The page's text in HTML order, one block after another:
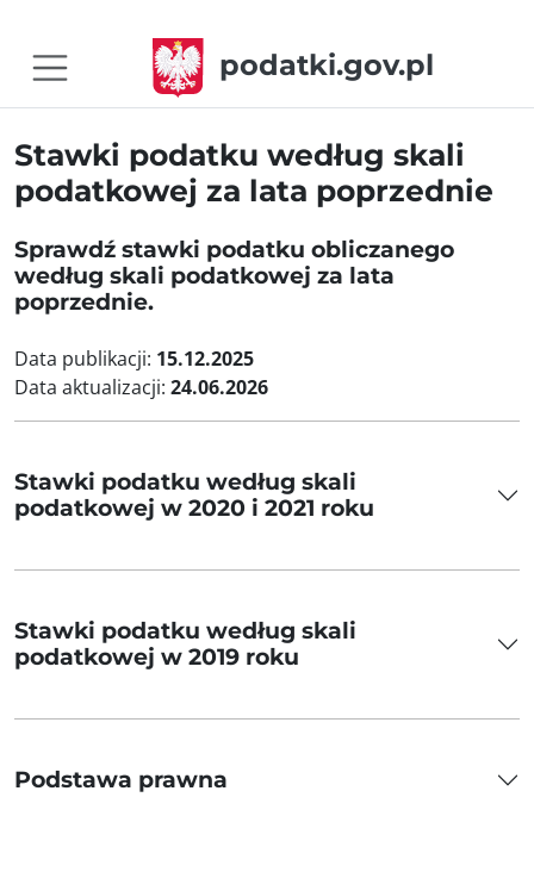
podatki.gov.pl
Stawki podatku według skali
podatkowej za lata poprzednie
Sprawdź stawki podatku obliczanego
według skali podatkowej za lata
poprzednie.
Data publikacji: 15.12.2025
Data aktualizacji: 24.06.2026
Stawki podatku według skali
podatkowej w 2020 i 2021 roku
Stawki podatku według skali
podatkowej w 2019 roku
Podstawa prawna